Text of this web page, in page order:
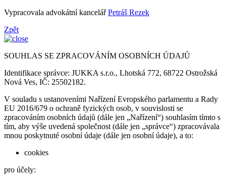
Vypracovala advokátní kancelářPetráš Rezek
Zpět
SOUHLAS SE ZPRACOVÁNÍM OSOBNÍCH ÚDAJŮ
Identifikace správce: JUKKA s.r.o., Lhotská 772, 68722 Ostrožská
Nová Ves, IČ: 25502182.
V souladu s ustanoveními Nařízení Evropského parlamentu a Rady
EU 2016/679 o ochraně fyzických osob, v souvislosti se
zpracováním osobních údajů (dále jen „Nařízení“) souhlasím tímto s
tím, aby výše uvedená společnost (dále jen „správce“) zpracovávala
mnou poskytnuté osobní údaje (dále jen osobní údaje), a to:
cookies
pro účely: